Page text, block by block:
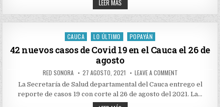
EL
EL
LEER MÁS33
NUEVOS
CASOS
DE
19
EN
EL
CAUCA
EL
27
DE
AGOSTO
Posted
CAUCA LO ÚLTIMO POPAYÁN
42 nuevos casos de Covid 19 en el Cauca el 26 de
agosto
AUTHOR:
RED SONORA PUBLISHED
DATE:
27 AGOSTO, 2021 LEAVE A COMMENTON
NUEVOS
CASOS
DE
La Secretaría de Salud departamental del Cauca entrego el
reporte de casos 19 con corte al 26 de agosto del 2021. La…